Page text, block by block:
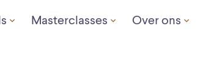
Masterclasses Over ons